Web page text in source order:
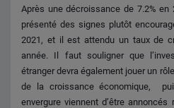
Après une décroissance de 7.2% en
présenté des signes plutôt
2021, et il est attendu un taux de
année. Il faut souligner que
étranger devra également jouer un
de la croissance économique,
envergure viennent d’être